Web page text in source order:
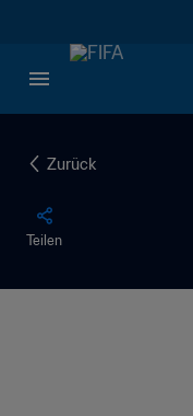
Zurück
Teilen